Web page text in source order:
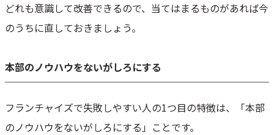
どれも意識して改善できるので、当てはまるものがあれば今
のうちに直しておきましょう。
本部のノウハウをないがしろにする
フランチャイズで失敗しやすい人の1つ目の特徴は、「本部
のノウハウをないがしろにする」ことです。